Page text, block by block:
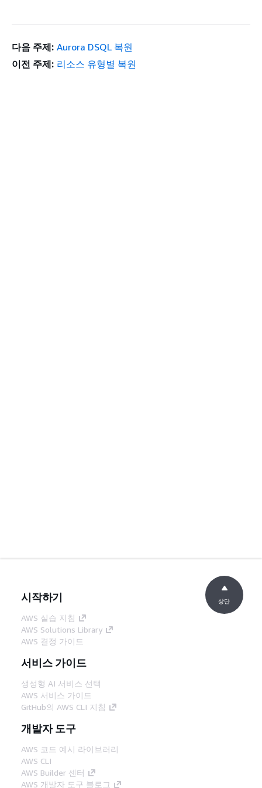
다음 주제: Aurora DSQL 복원
이전 주제: 리소스 유형별 복원
시작하기
AWS 실습 지침
AWS Solutions Library
AWS 결정 가이드
서비스 가이드
생성형 AI 서비스 선택
AWS 서비스 가이드
GitHub의 AWS CLI 지침
개발자 도구
AWS 코드 예시 라이브러리
AWS CLI
AWS Builder 센터
AWS 개발자 도구 블로그
상단